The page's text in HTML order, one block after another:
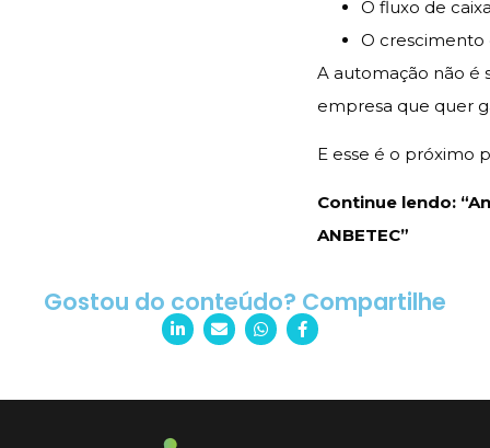
O fluxo de
O crescimento
A automação não é
empresa que quer
E esse é o próximo
Continue lendo:
ANBETEC”
Gostou do conteúdo? Compartilhe